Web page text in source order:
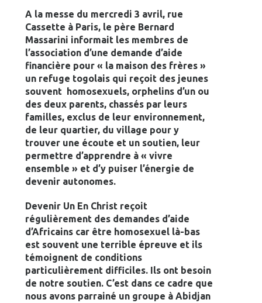
A la messe du mercredi 3 avril, rue
Cassette à Paris, le père Bernard
Massarini informait les membres de
l’association d’une demande d’aide
financière pour « la maison des frères »
un refuge togolais qui reçoit des jeunes
souvent homosexuels, orphelins d’un ou
des deux parents, chassés par leurs
familles, exclus de leur environnement,
de leur quartier, du village pour y
trouver une écoute et un soutien, leur
permettre d’apprendre à « vivre
ensemble » et d’y puiser l’énergie de
devenir autonomes.
Devenir Un En Christ reçoit
régulièrement des demandes d’aide
d’Africains car être homosexuel là-bas
est souvent une terrible épreuve et ils
témoignent de conditions
particulièrement difficiles. Ils ont besoin
de notre soutien. C’est dans ce cadre que
nous avons parrainé un groupe à Abidjan